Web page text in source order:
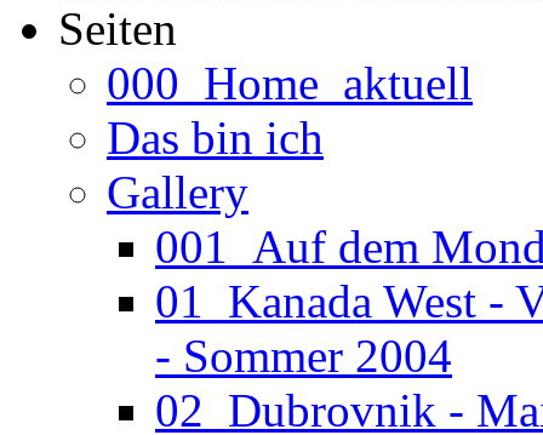
Seiten
000_Home_aktuell
Das bin ich
Gallery
001_Auf dem
01_Kanada West -
- Sommer 2004
02_Dubrovnik -